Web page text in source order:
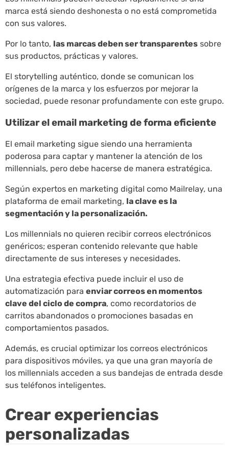
marca está siendo deshonesta o no está comprometida
con sus valores.
Por lo tanto, las marcas deben ser transparentes sobre
sus productos, prácticas y valores.
El storytelling auténtico, donde se comunican los
orígenes de la marca y los esfuerzos por mejorar la
sociedad, puede resonar profundamente con este grupo.
Utilizar el email marketing de forma eficiente
El email marketing sigue siendo una herramienta
poderosa para captar y mantener la atención de los
millennials, pero debe hacerse de manera estratégica.
Según expertos en marketing digital como Mailrelay, una
plataforma de email marketing, la clave es la
segmentación y la personalización.
Los millennials no quieren recibir correos electrónicos
genéricos; esperan contenido relevante que hable
directamente de sus intereses y necesidades.
Una estrategia efectiva puede incluir el uso de
automatización para enviar correos en momentos
clave del ciclo de compra, como recordatorios de
carritos abandonados o promociones basadas en
comportamientos pasados.
Además, es crucial optimizar los correos electrónicos
para dispositivos móviles, ya que una gran mayoría de
los millennials acceden a sus bandejas de entrada desde
sus teléfonos inteligentes.
Crear experiencias
personalizadas